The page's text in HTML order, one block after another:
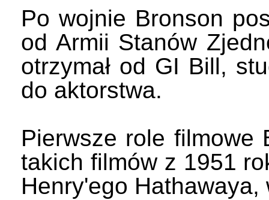
Po wojnie Bronson
od Armii Stanów
otrzymał od GI Bill,
do aktorstwa.
Pierwsze role filmowe
takich filmów z 1951
Henry'ego Hathawaya,